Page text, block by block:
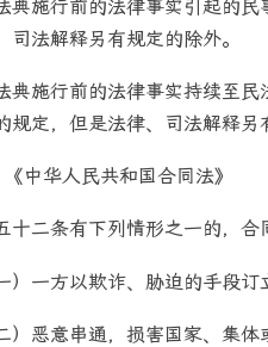
典施行前的法律事实引起的
司法解释另有规定的除外。
典施行前的法律事实持续至
规定，但是法律、司法解释另
中华人民共和国合同法》
十二条有下列情形之一的，合
）一方以欺诈、胁迫的手段订
）恶意串通，损害国家、集体